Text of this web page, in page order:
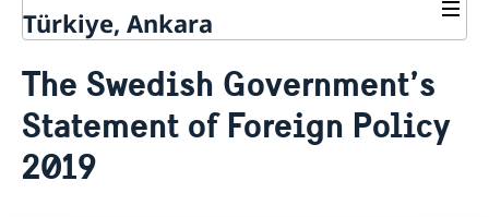
Türkiye, Ankara
About us
This is how we support Swedish
companies
We are a resource for Swedish companies
Current
The Swedish Government’s
Statement of Foreign Policy
2019